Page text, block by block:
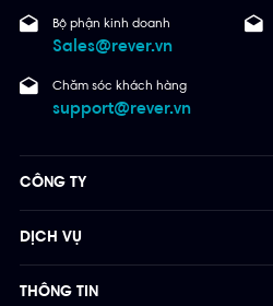
Bộ phận kinh doanh
Sales@rever.vn
Chăm sóc khách hàng
support@rever.vn
CÔNG TY
DỊCH VỤ
THÔNG TIN